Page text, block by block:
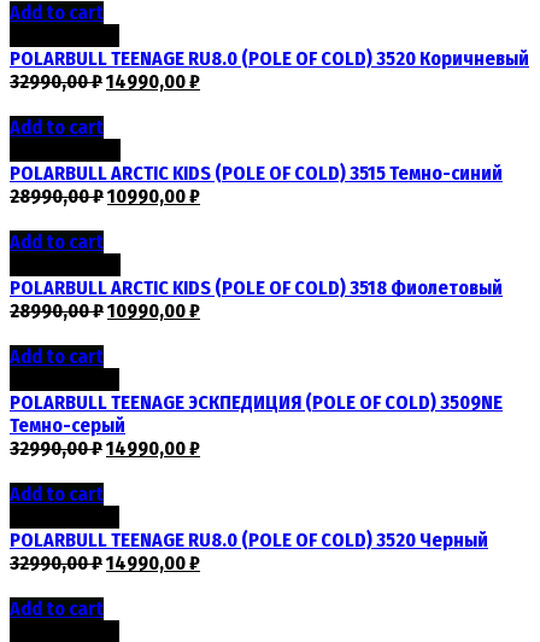
Add to cart
POLARBULL TEENAGE RU8.0 (POLE OF COLD) 3520 Коричневый
32990,00₽14990,00₽
Add to cart
POLARBULL ARCTIC KIDS (POLE OF COLD) 3515 Темно-синий
28990,00₽10990,00₽
Add to cart
POLARBULL ARCTIC KIDS (POLE OF COLD) 3518 Фиолетовый
28990,00₽10990,00₽
Add to cart
POLARBULL TEENAGE ЭСКПЕДИЦИЯ (POLE OF COLD) 3509NE
Темно-серый
32990,00₽14990,00₽
Add to cart
POLARBULL TEENAGE RU8.0 (POLE OF COLD) 3520 Черный
32990,00₽14990,00₽
Add to cart